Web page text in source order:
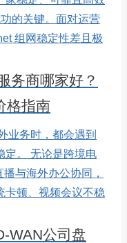
的关键。面对运营
组网稳定性差且极
务商哪家好？
格指南
业务时，都会遇到
定。 无论是跨境电
与海外办公协同，
卡顿、视频会议不稳
WAN公司盘